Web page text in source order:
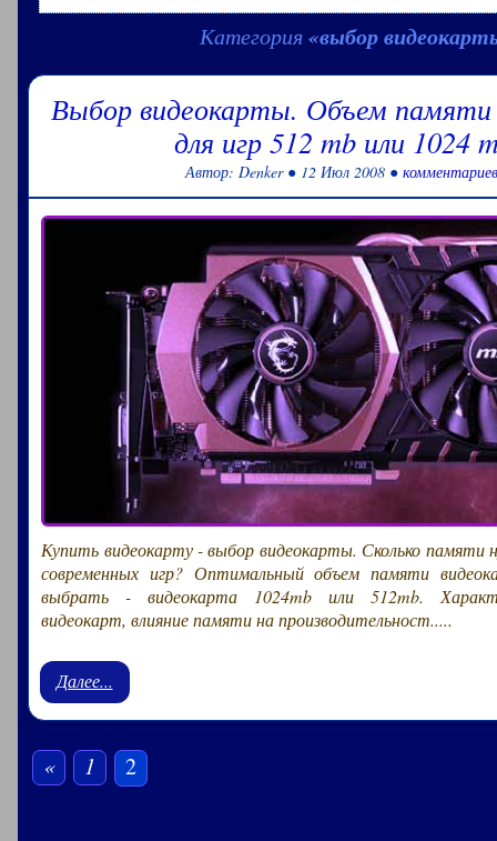
Категория«выбор
Выбор видеокарты. Объем памяти
для игр 512 mb или 1024
Автор: Denker ● 12 Июл 2008 ●
Купить видеокарту - выбор видеокарты. Сколько памяти
современных игр? Оптимальный объем памяти
выбрать - видеокарта 1024mb или 512mb.
видеокарт, влияние памяти на производительност.....
Далее...
« 1 2